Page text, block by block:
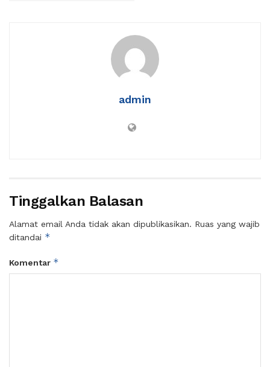
admin
Tinggalkan Balasan
Alamat email Anda tidak akan dipublikasikan. Ruas yang wajib
ditandai *
Komentar *